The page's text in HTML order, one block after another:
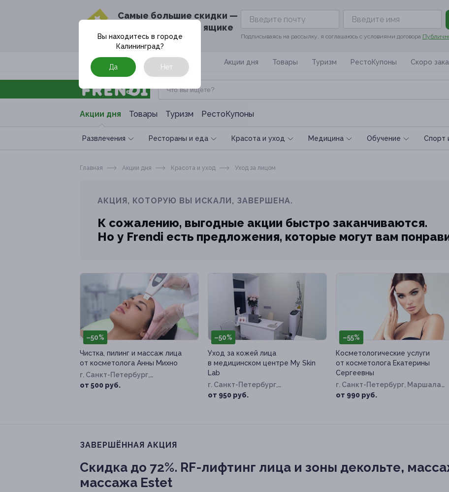
Cамые большие скидки —
в твоём почтовом ящике
Подписываясь на рассылку, я соглашаюсь с условиями договора
Москва Акции дня Товары Туризм РестоКупоны Скоро
Акции дня Товары Туризм РестоКупоны
Развлечения Рестораны и еда Красота и уход Медицина Обучение Спoрт
Вы находитесь в городе
Калининград?
Да Нет
Главная Акции дня Красота и уход Уход за лицом
АКЦИЯ, КОТОРУЮ ВЫ ИСКАЛИ, ЗАВЕРШЕНА.
К сожалению, выгодные акции быстро заканчиваются.
Но у Frendi есть предложения, которые могут вам
–50%
Чистка, пилинг и массаж лица
от косметолога Анны Михно
г. Санкт-Петербург,
Кронверкский пр-т, д. 9б
от 500 руб.
–50%
Уход за кожей лица
в медицинском центре My Skin
Lab
г. Санкт-Петербург,
Вознесенский пр-т, д. 29
от 950 руб.
–55%
Косметологические услуги
от косметолога Екатерины
Сергеевны
г. Санкт-Петербург, Маршала
Казакова ул, д. 21, к. 2
от 990 руб.
ЗАВЕРШЁННАЯ АКЦИЯ
Скидка до 72%. RF-лифтинг лица и зоны декольте,
массажа Estet